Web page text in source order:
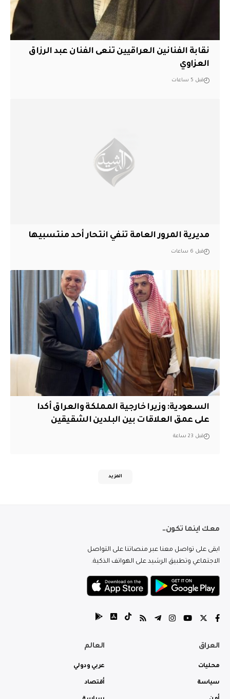
نقابة الفنانين العراقيين تنعى الفنان عبد الرزاق
العزاوي
قبل 5 ساعات
مديرية المرور العامة تنفي انتحار أحد منتسبيها
قبل 6 ساعات
السعودية: وزيرا خارجية المملكة والعراق أكدا
على عمق العلاقات بين البلدين الشقيقين
قبل 23 ساعة
المزيد
معك اينما تكون..
ابقى على تواصل معنا عبر منصاتنا على التواصل
الاجتماعي وتطبيق الرشيد على الهواتف الذكية.
العراق
محليات
سياسة
العالم
عربي ودولي
أقتصاد